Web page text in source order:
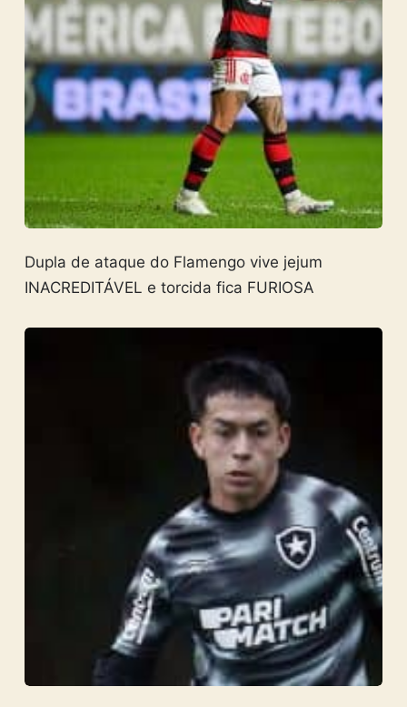
Dupla de ataque do Flamengo vive jejum
INACREDITÁVEL e torcida fica FURIOSA